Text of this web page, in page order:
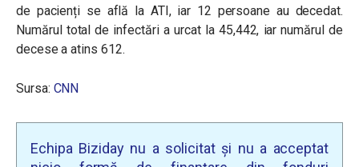
de pacienți se află la ATI, iar 12 persoane au decedat.
Numărul total de infectări a urcat la 45,442, iar numărul de
decese a atins 612.
Sursa: CNN
Echipa Biziday nu a solicitat și nu a acceptat